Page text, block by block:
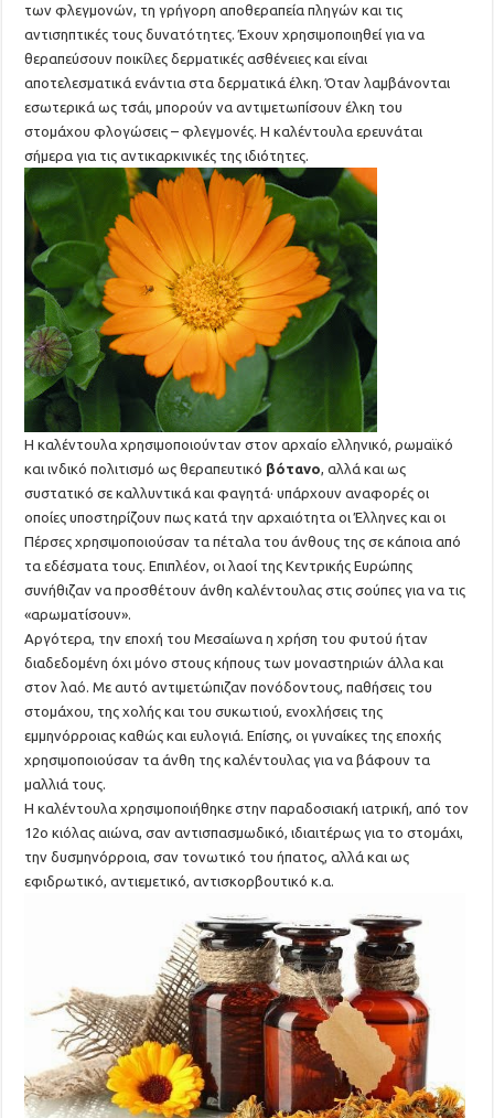
των φλεγμονών, τη γρήγορη αποθεραπεία πληγών και τις
αντισηπτικές τους δυνατότητες. Έχουν χρησιμοποιηθεί για να
θεραπεύσουν ποικίλες δερματικές ασθένειες και είναι
αποτελεσματικά ενάντια στα δερματικά έλκη. Όταν λαμβάνονται
εσωτερικά ως τσάι, μπορούν να αντιμετωπίσουν έλκη του
στομάχου φλογώσεις – φλεγμονές. Η καλέντουλα ερευνάται
σήμερα για τις αντικαρκινικές της ιδιότητες.
H καλέντουλα χρησιμοποιούνταν στον αρχαίο ελληνικό, ρωμαϊκό
και ινδικό πολιτισμό ως θεραπευτικό βότανο , αλλά και ως
συστατικό σε καλλυντικά και φαγητά· υπάρχουν αναφορές οι
οποίες υποστηρίζουν πως κατά την αρχαιότητα οι Έλληνες και οι
Πέρσες χρησιμοποιούσαν τα πέταλα του άνθους της σε κάποια από
τα εδέσματα τους. Επιπλέον, οι λαοί της Κεντρικής Ευρώπης
συνήθιζαν να προσθέτουν άνθη καλέντουλας στις σούπες για να τις
«αρωματίσουν».
Αργότερα, την εποχή του Μεσαίωνα η χρήση του φυτού ήταν
διαδεδομένη όχι μόνο στους κήπους των μοναστηριών άλλα και
στον λαό. Με αυτό αντιμετώπιζαν πονόδοντους, παθήσεις του
στομάχου, της χολής και του συκωτιού, ενοχλήσεις της
εμμηνόρροιας καθώς και ευλογιά. Επίσης, οι γυναίκες της εποχής
χρησιμοποιούσαν τα άνθη της καλέντουλας για να βάφουν τα
μαλλιά τους.
Η καλέντουλα χρησιμοποιήθηκε στην παραδοσιακή ιατρική, από τον
12ο κιόλας αιώνα, σαν αντισπασμωδικό, ιδιαιτέρως για το στομάχι,
την δυσμηνόρροια, σαν τονωτικό του ήπατος, αλλά και ως
εφιδρωτικό, αντιεμετικό, αντισκορβουτικό κ.α.